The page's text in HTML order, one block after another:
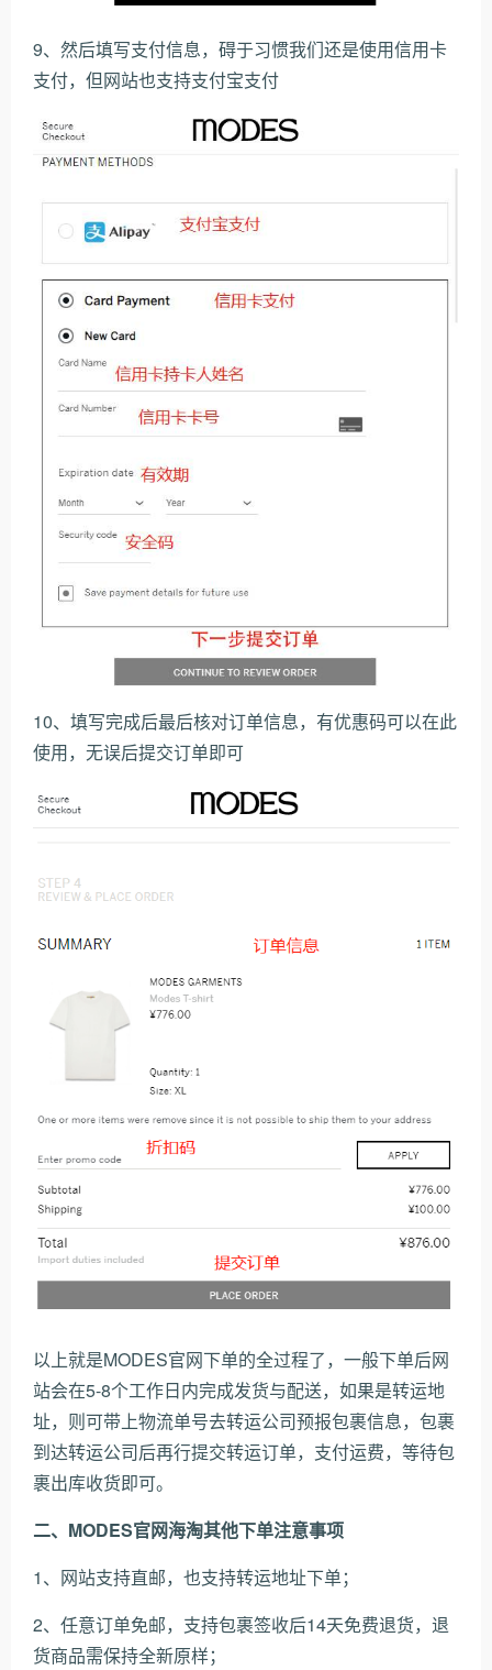
9、然后填写支付信息，碍于习惯我们还是使用信用卡
支付，但网站也支持支付宝支付
10、填写完成后最后核对订单信息，有优惠码可以在此
使用，无误后提交订单即可
以上就是MODES官网下单的全过程了，一般下单后网
站会在5-8个工作日内完成发货与配送，如果是转运地
址，则可带上物流单号去转运公司预报包裹信息，包裹
到达转运公司后再行提交转运订单，支付运费，等待包
裹出库收货即可。
二、MODES官网海淘其他下单注意事项
1、网站支持直邮，也支持转运地址下单；
2、任意订单免邮，支持包裹签收后14天免费退货，退
货商品需保持全新原样；